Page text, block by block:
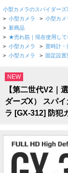
小型カメラのスパイダーズ
> 小型カメラ > 小型カメ
> 新商品
> ★売れ筋｜現在使用して
> 小型カメラ > 置時計・
> 小型カメラ > 固定設置
NEW
【第二世代V2｜
ダーズX） スパ
ラ [GX-312] 防犯